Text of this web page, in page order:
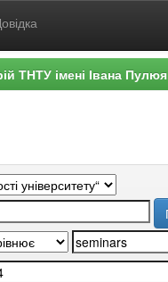
ТНТУ імені Івана Пулюя